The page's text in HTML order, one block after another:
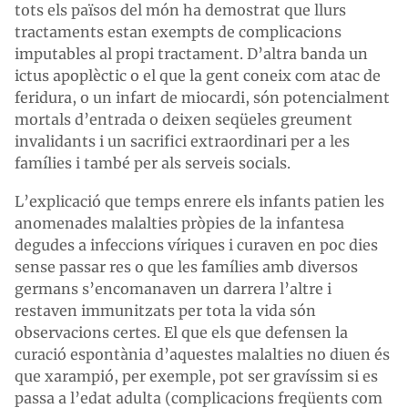
tots els països del món ha demostrat que llurs
tractaments estan exempts de complicacions
imputables al propi tractament. D’altra banda un
ictus apoplèctic o el que la gent coneix com atac de
feridura, o un infart de miocardi, són potencialment
mortals d’entrada o deixen seqüeles greument
invalidants i un sacrifici extraordinari per a les
famílies i també per als serveis socials.
L’explicació que temps enrere els infants patien les
anomenades malalties pròpies de la infantesa
degudes a infeccions víriques i curaven en poc dies
sense passar res o que les famílies amb diversos
germans s’encomanaven un darrera l’altre i
restaven immunitzats per tota la vida són
observacions certes. El que els que defensen la
curació espontània d’aquestes malalties no diuen és
que xarampió, per exemple, pot ser gravíssim si es
passa a l’edat adulta (complicacions freqüents com